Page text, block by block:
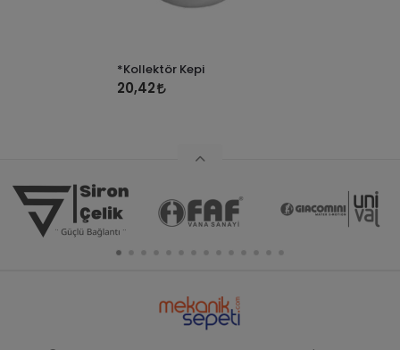
*Kollektör Kepi
20,42